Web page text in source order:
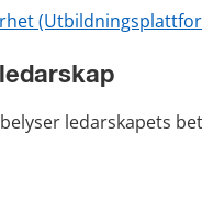
ledarskapets